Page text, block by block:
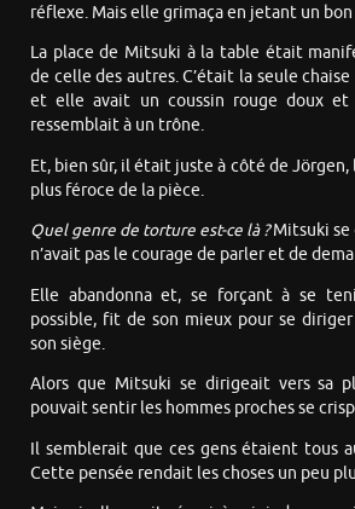
réflexe. Mais elle grimaça en jetant un
La place de Mitsuki à la table était
de celle des autres. C’était la seule
et elle avait un coussin rouge doux et
ressemblait à un trône.
Et, bien sûr, il était juste à côté de Jörgen,
plus féroce de la pièce.
Quel genre de torture est-ce là ?Mitsuki se
n’avait pas le courage de parler et de
Elle abandonna et, se forçant à se
possible, fit de son mieux pour se
son siège.
Alors que Mitsuki se dirigeait vers sa
pouvait sentir les hommes proches se
Il semblerait que ces gens étaient tous
Cette pensée rendait les choses un peu